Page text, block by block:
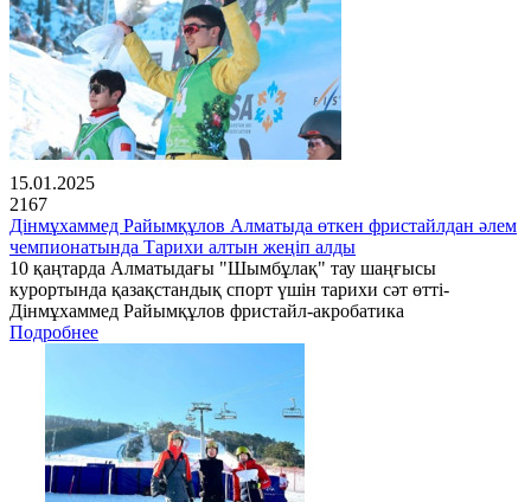
15.01.2025
2167
Дінмұхаммед Райымқұлов Алматыда өткен фристайлдан әлем
чемпионатында Тарихи алтын жеңіп алды
10 қаңтарда Алматыдағы "Шымбұлақ" тау шаңғысы
курортында қазақстандық спорт үшін тарихи сәт өтті-
Дінмұхаммед Райымқұлов фристайл-акробатика
Подробнее